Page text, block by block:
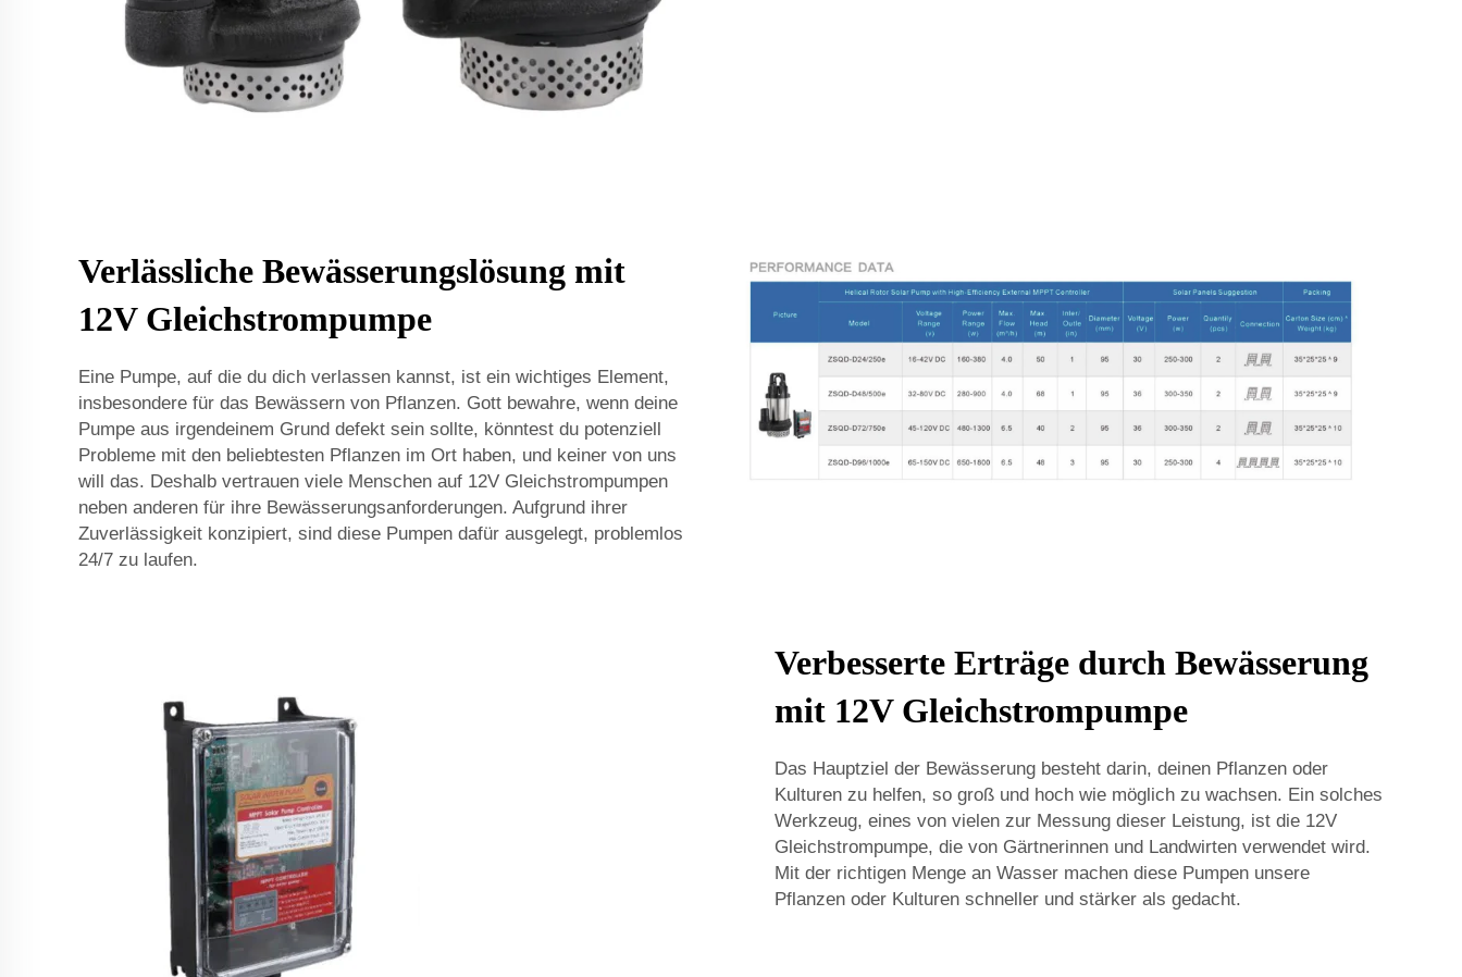
Verlässliche Bewässerungslösung mit
12V Gleichstrompumpe
Eine Pumpe, auf die du dich verlassen kannst, ist ein wichtiges Element,
insbesondere für das Bewässern von Pflanzen. Gott bewahre, wenn deine
Pumpe aus irgendeinem Grund defekt sein sollte, könntest du potenziell
Probleme mit den beliebtesten Pflanzen im Ort haben, und keiner von uns
will das. Deshalb vertrauen viele Menschen auf 12V Gleichstrompumpen
neben anderen für ihre Bewässerungsanforderungen. Aufgrund ihrer
Zuverlässigkeit konzipiert, sind diese Pumpen dafür ausgelegt, problemlos
24/7 zu laufen.
Verbesserte Erträge durch Bewässerung
mit 12V Gleichstrompumpe
Das Hauptziel der Bewässerung besteht darin, deinen Pflanzen oder
Kulturen zu helfen, so groß und hoch wie möglich zu wachsen. Ein solches
Werkzeug, eines von vielen zur Messung dieser Leistung, ist die 12V
Gleichstrompumpe, die von Gärtnerinnen und Landwirten verwendet wird.
Mit der richtigen Menge an Wasser machen diese Pumpen unsere
Pflanzen oder Kulturen schneller und stärker als gedacht.